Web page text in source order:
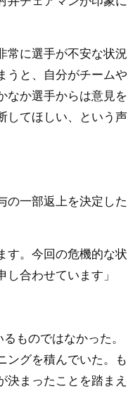
常に選手が不安な状況
うと、自分がチームや
なか選手からは意見を
してほしい、という声
の一部返上を決定した
す。今回の危機的な状
合わせています」
ものではなかった。
ングを積んでいた。も
決まったことを踏まえ